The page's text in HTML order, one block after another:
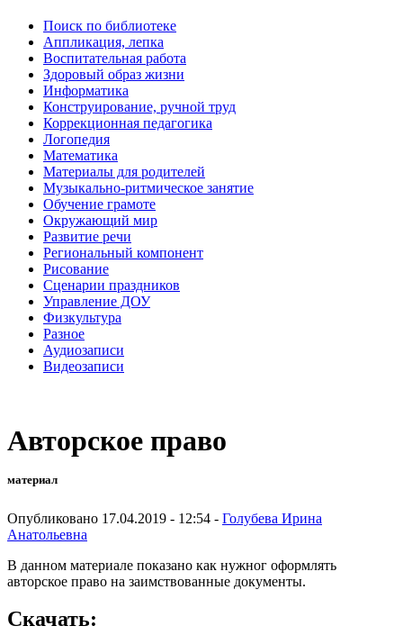
Поиск по библиотеке
Аппликация, лепка
Воспитательная работа
Здоровый образ жизни
Информатика
Конструирование, ручной труд
Коррекционная педагогика
Логопедия
Математика
Материалы для родителей
Музыкально-ритмическое занятие
Обучение грамоте
Окружающий мир
Развитие речи
Региональный компонент
Рисование
Сценарии праздников
Управление ДОУ
Физкультура
Разное
Аудиозаписи
Видеозаписи
Авторское право
материал
Опубликовано 17.04.2019 - 12:54 - Голубева Ирина
Анатольевна
В данном материале показано как нужног оформлять
авторское право на заимствованные документы.
Скачать: